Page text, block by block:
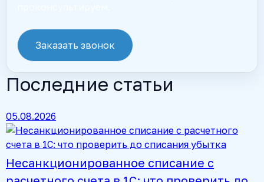
Заказать звонок
Последние статьи
05.08.2026
Несанкционированное списание с